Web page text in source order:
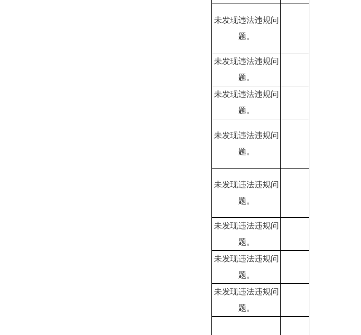
未发现违法违规问
题。
未发现违法违规问
题。
未发现违法违规问
题。
未发现违法违规问
题。
未发现违法违规问
题。
未发现违法违规问
题。
未发现违法违规问
题。
未发现违法违规问
题。